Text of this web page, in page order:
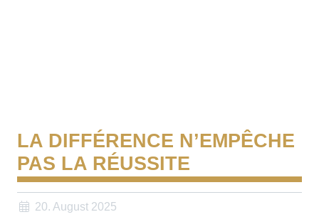
LA DIFFÉRENCE N’EMPÊCHE
PAS LA RÉUSSITE
20. August 2025